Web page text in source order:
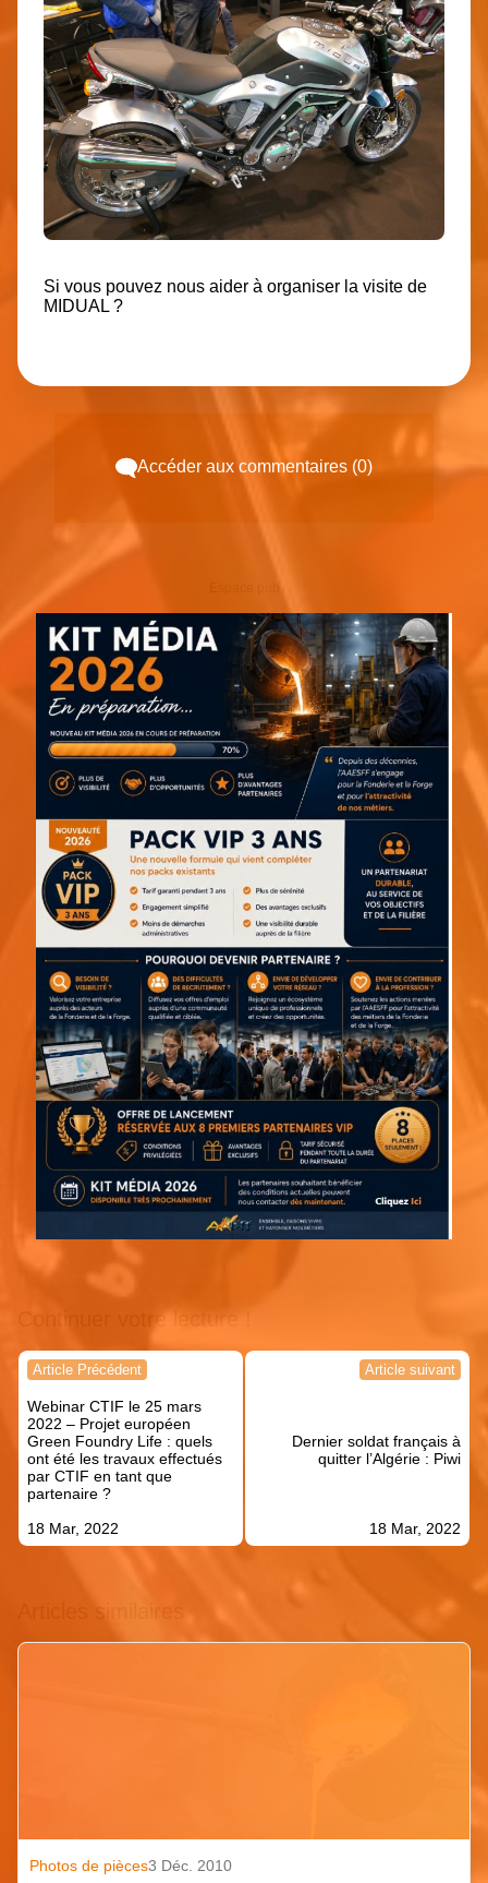
Si vous pouvez nous aider à organiser la visite de
MIDUAL ?
Accéder aux commentaires (0)
Continuer votre lecture !
Navigation
l’article
Article Précédent
Webinar CTIF le 25 mars
2022 – Projet européen
Green Foundry Life : quels
ont été les travaux effectués
par CTIF en tant que
partenaire ?
18 Mar, 2022
Article suivant
Dernier soldat français à
quitter l’Algérie : Piwi
18 Mar, 2022
Articles similaires
Photos de pièces3 Déc. 2010